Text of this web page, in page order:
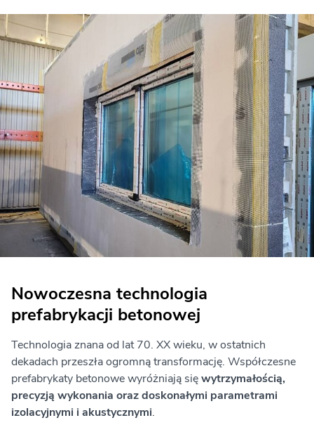
Nowoczesna technologia
prefabrykacji betonowej
Technologia znana od lat 70. XX wieku, w ostatnich
dekadach przeszła ogromną transformację. Współczesne
prefabrykaty betonowe wyróżniają sięwytrzymałością,
precyzją wykonania oraz doskonałymi parametrami
izolacyjnymi i akustycznymi.